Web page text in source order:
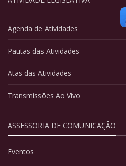
Agenda de Atividades
Pautas das Atividades
Atas das Atividades
Transmissões Ao Vivo
ASSESSORIA DE COMUNICAÇÃO
Eventos